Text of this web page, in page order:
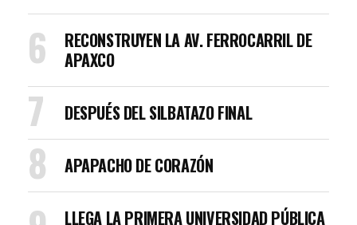
RECONSTRUYEN LA AV. FERROCARRIL DE
APAXCO
DESPUÉS DEL SILBATAZO FINAL
APAPACHO DE CORAZÓN
LLEGA LA PRIMERA UNIVERSIDAD PÚBLICA